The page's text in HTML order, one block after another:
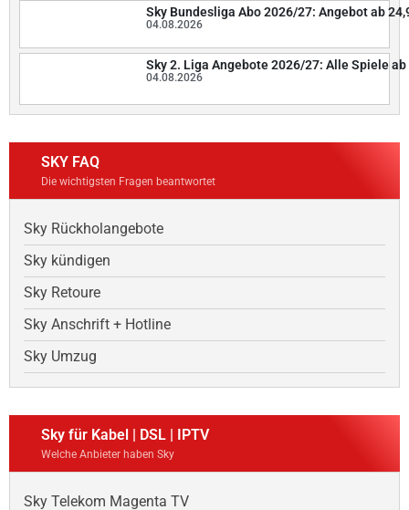
Sky Bundesliga Abo 2026/27: Angebot ab
04.08.2026
Sky 2. Liga Angebote 2026/27: Alle Spiele
04.08.2026
SKY FAQ
Die wichtigsten Fragen beantwortet
Sky Rückholangebote
Sky kündigen
Sky Retoure
Sky Anschrift + Hotline
Sky Umzug
Sky für Kabel | DSL | IPTV
Welche Anbieter haben Sky
Sky Telekom Magenta TV